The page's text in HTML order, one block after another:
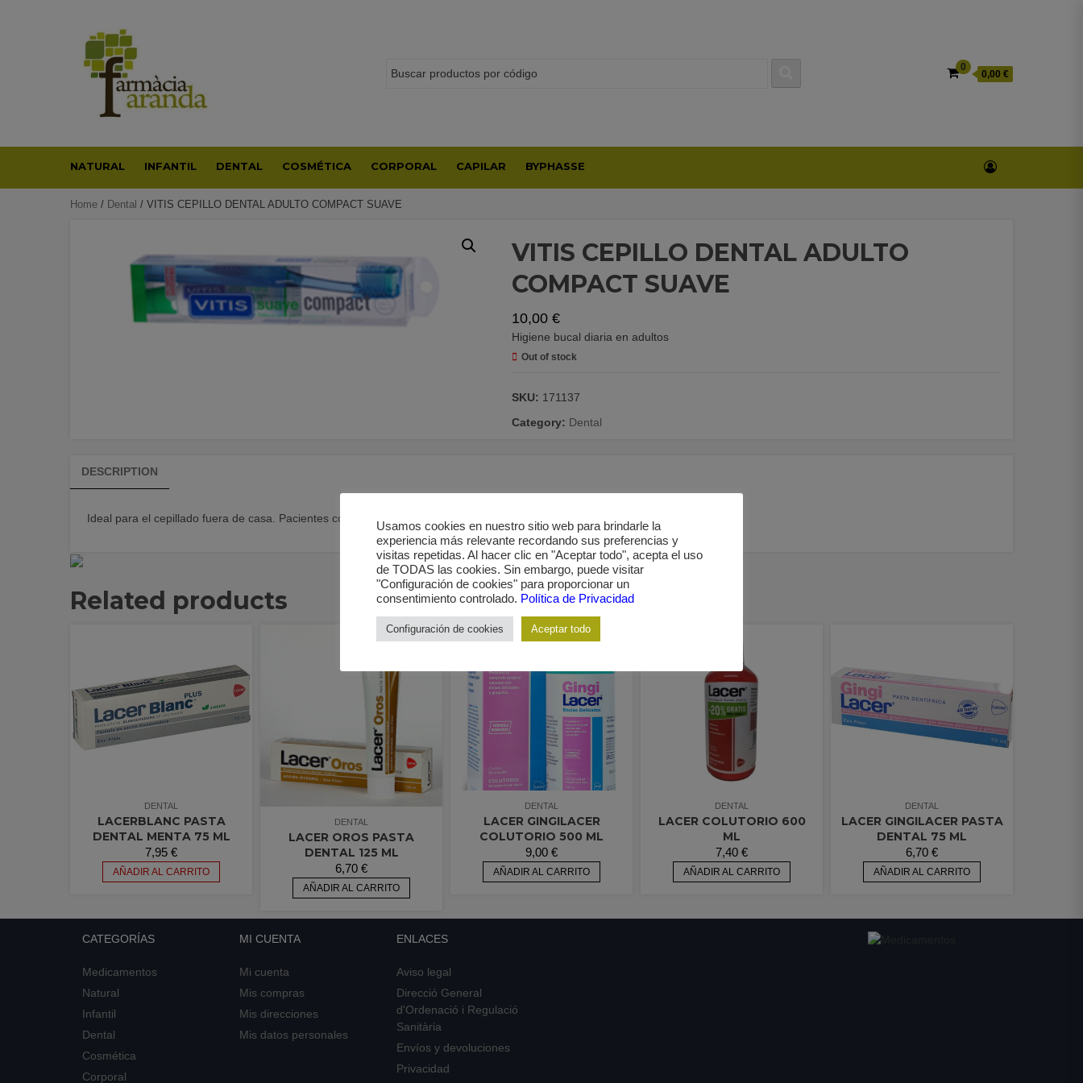
0
0,00 €
NATURAL INFANTIL DENTAL COSMÉTICA CORPORAL CAPILAR BYPHASSE
Home / Dental / VITIS CEPILLO DENTAL ADULTO COMPACT SUAVE
VITIS CEPILLO DENTAL ADULTO
COMPACT SUAVE
10,00€
Higiene bucal diaria en adultos
Out of stock
SKU: 171137
Category: Dental
DESCRIPTION
Ideal para el cepillado fuera de casa. Pacientes con enc?as sanas, sin alteraciones dentales y gingivales importantes.
Related products
DENTAL
LACERBLANC PASTA
DENTAL MENTA 75 ML
7,95 €
AÑADIR AL CARRITO
DENTAL
LACER OROS PASTA
DENTAL 125 ML
6,70 €
AÑADIR AL CARRITO
DENTAL
LACER GINGILACER
COLUTORIO 500 ML
9,00 €
AÑADIR AL CARRITO
DENTAL
LACER COLUTORIO 600
ML
7,40 €
AÑADIR AL CARRITO
DENTAL
LACER GINGILACER PASTA
DENTAL 75 ML
6,70 €
AÑADIR AL CARRITO
CATEGORÍAS
Medicamentos
Natural
Infantil
Dental
Cosmética
Corporal
MI CUENTA
Mi cuenta
Mis compras
Mis direcciones
Mis datos personales
ENLACES
Aviso legal
Direcció General
d'Ordenació i Regulació
Sanitària
Envíos y devoluciones
Privacidad
Usamos cookies en nuestro sitio web para brindarle la
experiencia más relevante recordando sus preferencias y
visitas repetidas. Al hacer clic en "Aceptar todo", acepta el uso
de TODAS las cookies. Sin embargo, puede visitar
"Configuración de cookies" para proporcionar un
consentimiento controlado. Política de Privacidad
Configuración de cookies Aceptar todo